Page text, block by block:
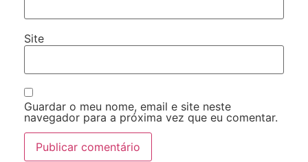
Site
Guardar o meu nome, email e site neste
navegador para a próxima vez que eu comentar.